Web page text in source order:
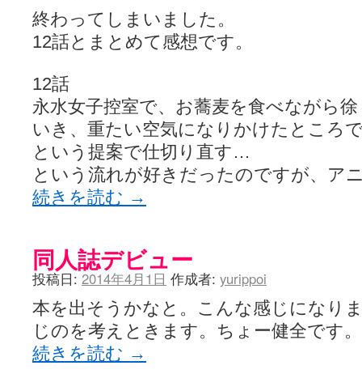
終わってしまいました。
12話とまとめて感想です。
12話
永水女子控室で、お蕎麦を食べながら
いき、重たい空気になりかけたところ
という提案で仕切り直す…
という流れが好きだったのですが、ア
続きを読む →
同人誌デビュー
投稿日: 2014年4月1日 作成者: yurippoi
本を出そうかなと。こんな感じになり
じのを考えときます。ちょー健全です
続きを読む →